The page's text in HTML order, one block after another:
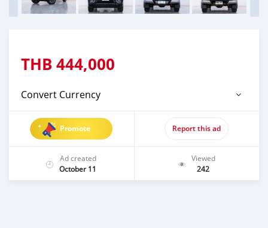
THB 444,000
Convert Currency
Promote Report this ad
Ad created
October 11
Viewed
242